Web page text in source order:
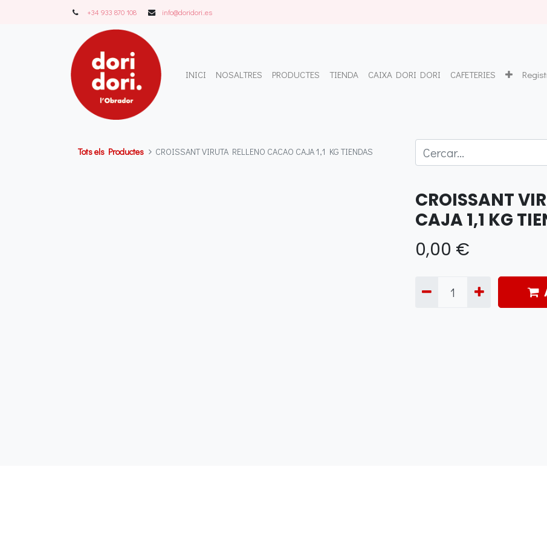
+34 933 870 108 info@doridori..es
INICI NOSALTRES PRODUCTES TIENDA CAIXA DORI DORI CAFETERIES
Tots els Productes CROISSANT VIRUTA RELLENO CACAO CAJA 1,1 KG TIENDAS
CROISSANT
CAJA 1,1 KG
0,00 €